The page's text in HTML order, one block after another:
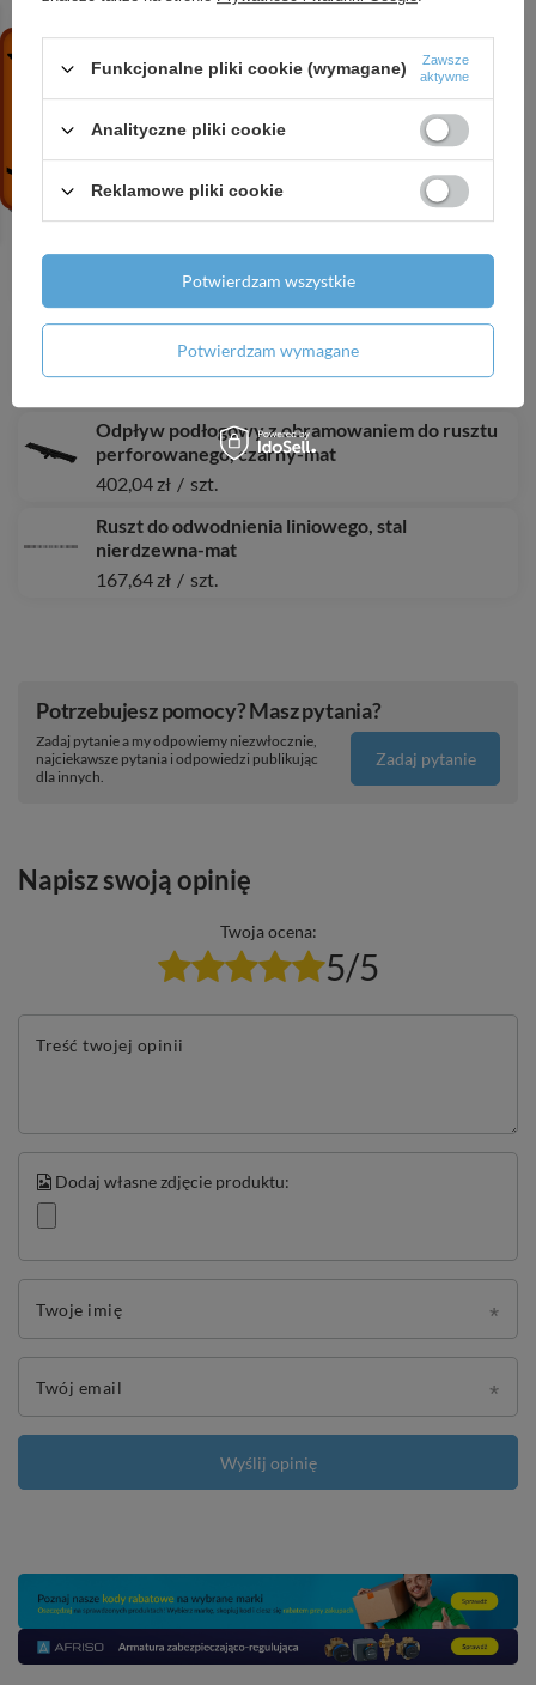
nierdzewna-mat
209,06 zł / szt.
Odpływ podłogowy z obramowaniem do rusztu
dwustronnego, czarny-mat
Kratka ściekowa 150×150/50/75 mm odpływ
dwa poziomy izolacji, syfon mokro-suchy
/ szt.
Odpływ podłogowy z obramowaniem do rusztu
dwustronnego, czarny-mat
Odpływ podłogowy z obramowaniem do rusztu
perforowanego, czarny-mat
402,04 zł / szt.
Ruszt do odwodnienia liniowego, stal
nierdzewna-mat
167,64 zł / szt.
Potrzebujesz pomocy? Masz pytania?
Zadaj pytanie a my odpowiemy niezwłocznie,
najciekawsze pytania i odpowiedzi publikując
dla innych.
Zadaj pytanie
Napisz swoją opinię
Twoja ocena:
5/5
Treść twojej opinii
Dodaj własne zdjęcie produktu:
Twoje imię
Twój email
Wyślij opinię
Funkcjonalne pliki cookie (wymagane)
Zawsze
aktywne
Analityczne pliki cookie
Reklamowe pliki cookie
Potwierdzam wymagane
Potwierdzam wszystkie